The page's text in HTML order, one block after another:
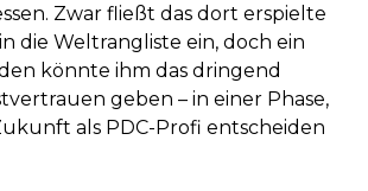
Zwar fließt das dort erspielte
die Weltrangliste ein, doch ein
könnte ihm das dringend
geben – in einer Phase,
als PDC-Profi entscheiden